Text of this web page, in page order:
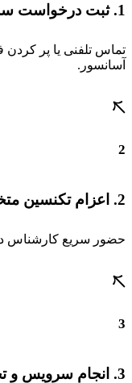
1. ثبت درخواست سرویس
تماس تلفنی یا پر کردن
آسانسور.
2
2. اعزام تکنسین متخصص
حضور سریع کارشناس
3
3. انجام سرویس و تحویل با ضمانت